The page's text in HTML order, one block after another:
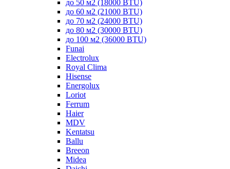
до 50 м2 (18000 BTU)
до 60 м2 (21000 BTU)
до 70 м2 (24000 BTU)
до 80 м2 (30000 BTU)
до 100 м2 (36000 BTU)
Funai
Electrolux
Royal Clima
Hisense
Energolux
Loriot
Ferrum
Haier
MDV
Kentatsu
Ballu
Breeon
Midea